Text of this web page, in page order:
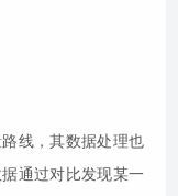
线，其数据处理也
通过对比发现某一